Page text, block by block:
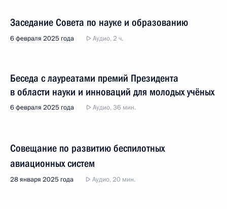
Заседание Совета по науке и образованию
6 февраля 2025 года Аудио, 2 ч.
Беседа с лауреатами премий Президента
в области науки и инноваций для молодых учёных
6 февраля 2025 года Аудио, 36 мин.
Совещание по развитию беспилотных
авиационных систем
28 января 2025 года Аудио, 20 мин.